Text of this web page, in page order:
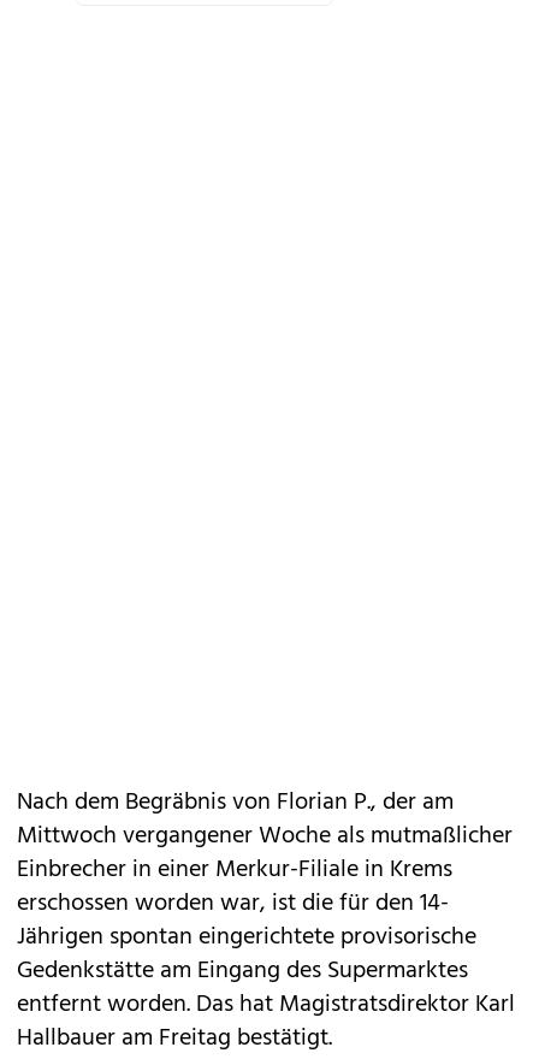
Nach dem Begräbnis von Florian P., der am
Mittwoch vergangener Woche als mutmaßlicher
Einbrecher in einer Merkur-Filiale in Krems
erschossen worden war, ist die für den 14-
Jährigen spontan eingerichtete provisorische
Gedenkstätte am Eingang des Supermarktes
entfernt worden. Das hat Magistratsdirektor Karl
Hallbauer am Freitag bestätigt.